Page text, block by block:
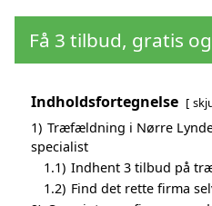
Få 3 tilbud, gratis
Indholdsfortegnelse
1) Træfældning i Nørre
specialist
1.1) Indhent 3 tilbud på
1.2) Find det rette firma